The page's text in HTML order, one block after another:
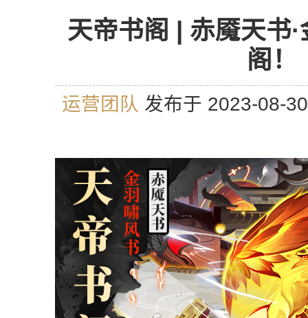
天帝书阁 | 赤魇天书
阁！
运营团队 发布于 2023-08-